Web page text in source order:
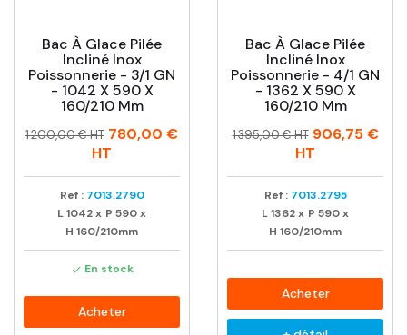
Bac À Glace Pilée
Incliné Inox
Poissonnerie - 3/1 GN
- 1042 X 590 X
160/210 Mm
Prix
Prix
1 200,00 € HT 780,00 €
HT
Ref : 7013.2790
L1042x P 590x
H 160/210mm
 En stock
Acheter
Bac À Glace Pilée
Incliné Inox
Poissonnerie - 4/1 GN
- 1362 X 590 X
160/210 Mm
Prix
Prix
1 395,00 € HT 906,75 €
HT
Ref : 7013.2795
L1362x P 590x
H 160/210mm
Acheter